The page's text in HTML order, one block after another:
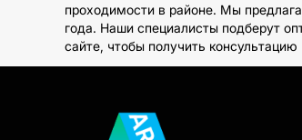
проходимости в районе. Мы
года. Наши специалисты подберут
сайте, чтобы получить